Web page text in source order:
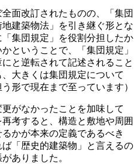
面改訂されたものの、「集団
建築物法」を引き継ぐ形とな
集団規定」を役割分担したか
ということで、「集団規定」
と逆転されて記述されること
大きくは集団規定について
形で現在まで至っています）
がなかったことを加味して
考すると、構造と敷地や周囲
かが本来の定義であるべき
「歴史的建築物」と言えるの
ありました。